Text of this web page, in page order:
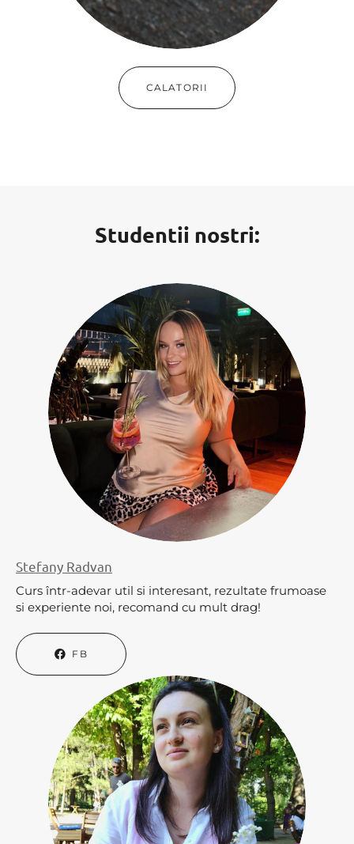
CALATORII
Studentii nostri:
Stefany Radvan
Curs într-adevar util si interesant, rezultate frumoase
si experiente noi, recomand cu mult drag!
FB